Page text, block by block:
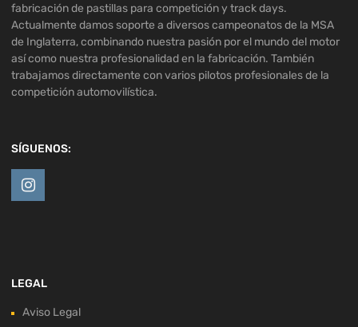
fabricación de pastillas para competición y track days.
Actualmente damos soporte a diversos campeonatos de la MSA
de Inglaterra, combinando nuestra pasión por el mundo del motor
así como nuestra profesionalidad en la fabricación. También
trabajamos directamente con varios pilotos profesionales de la
competición automovilística.
SÍGUENOS:
LEGAL
Aviso Legal